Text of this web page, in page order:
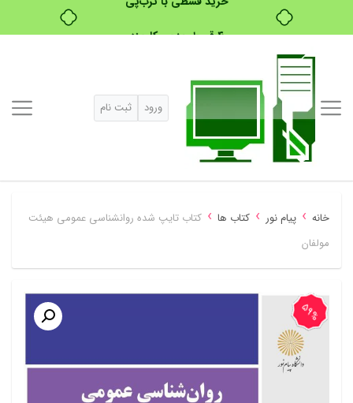
خرید قسطی با ترب‌پی
ورود ثبت نام
خانه › پیام نور › کتاب ها › کتاب تایپ شده روانشناسی عمومی هیئت
مولفان
59%